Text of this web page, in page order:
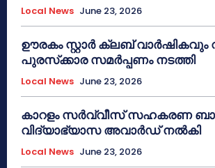
Local News June 23, 2026
ഊരകം സ്റ്റാർ ക്ലബ് വാർഷികവും
പുരസ്‌ക്കാര സമർപ്പണം നടത്തി
Local News June 23, 2026
കാറളം സർവ്വീസ് സഹകരണ
വിദ്യാഭ്യാസ അവാർഡ് നൽകി
Local News June 23, 2026